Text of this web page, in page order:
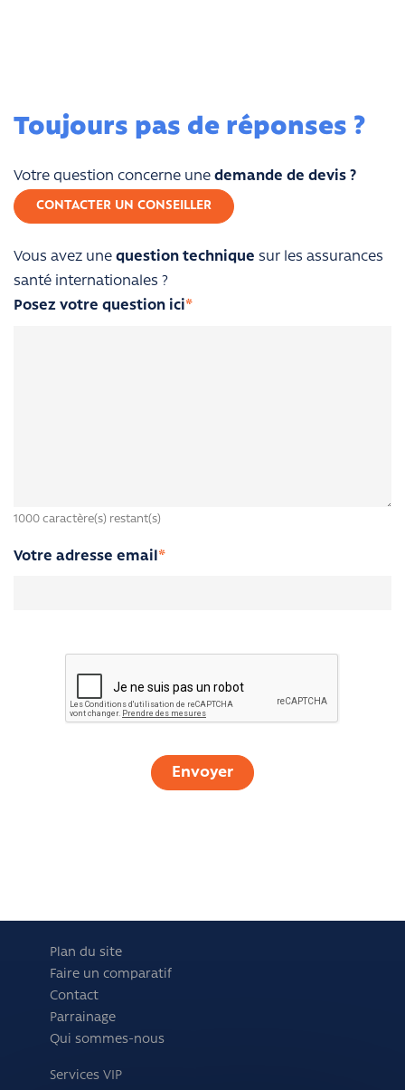
Toujours pas de réponses ?
Votre question concerne une demande de devis ?
CONTACTER UN CONSEILLER
Vous avez une question technique sur les assurances
santé internationales ?
Posez votre question ici*
1000 caractère(s) restant(s)
Votre adresse email *
Plan du site
Faire un comparatif
Contact
Parrainage
Qui sommes-nous
Services VIP